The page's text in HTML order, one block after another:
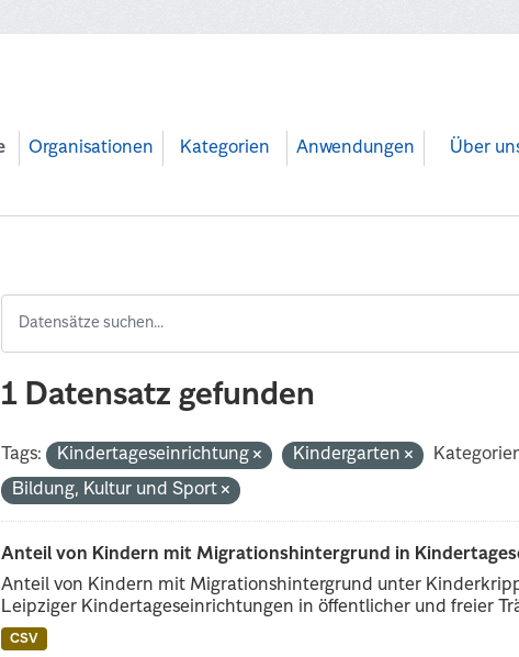
Organisationen Kategorien Anwendungen Über
1 Datensatz gefunden
Tags: Kindertageseinrichtung Kindergarten
Bildung, Kultur und Sport
Anteil von Kindern mit Migrationshintergrund in
Anteil von Kindern mit Migrationshintergrund unter
Leipziger Kindertageseinrichtungen in öffentlicher und freier
CSV